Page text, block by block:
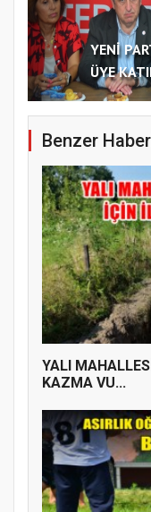
YENİ
ÜYE
Benzer
YALI
KAZMA VU...